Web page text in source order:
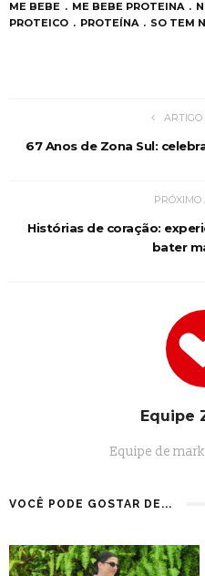
ME BEBE ME BEBE PROTEINA
PROTEICO
PROTEÍNA SO TEM
ARTIGO
67 Anos de Zona Sul:
PRÓXIMO
Histórias de coração:
bater
Equipe
Equipe de
VOCÊ PODE GOSTAR DE...